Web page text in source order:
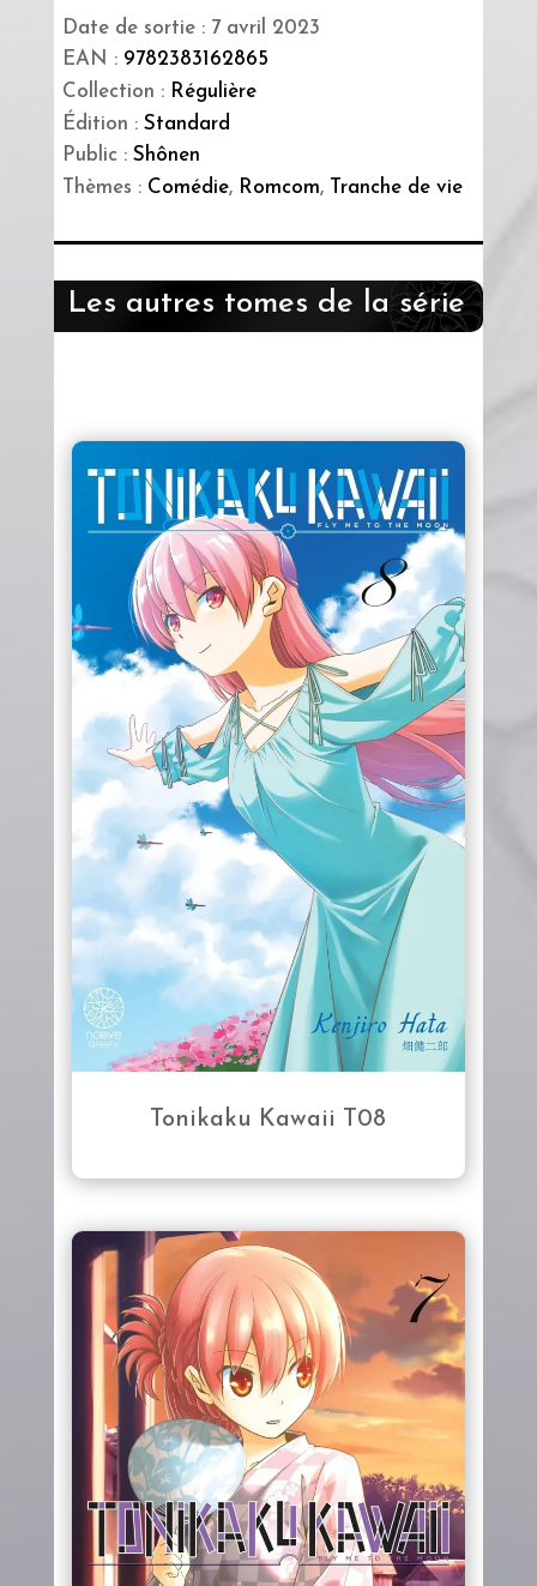
Date de sortie : 7 avril 2023
EAN : 9782383162865
Collection : Régulière
Édition : Standard
Public : Shônen
Thèmes : Comédie, Romcom, Tranche de vie
Les autres tomes de la série
Tonikaku Kawaii T08